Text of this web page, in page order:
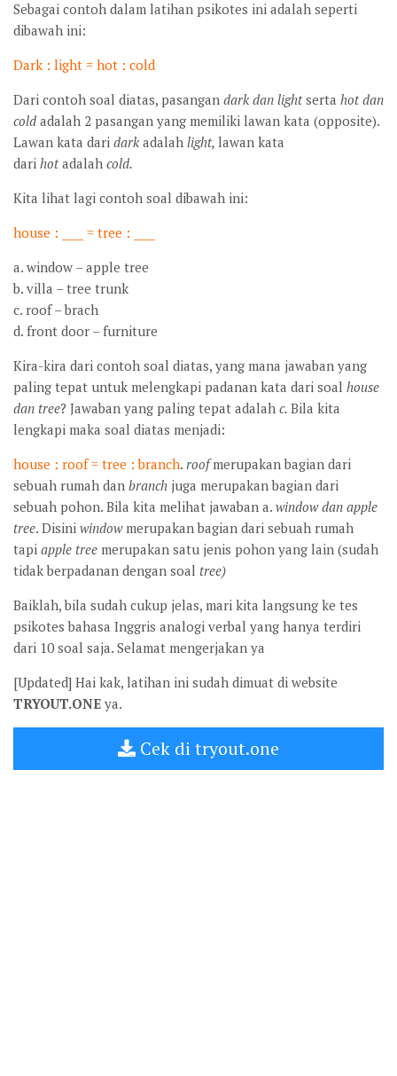
Sebagai contoh dalam latihan psikotes ini adalah seperti
dibawah ini:
Dark : light = hot : cold
Dari contoh soal diatas, pasangan dark dan lightserta hot dan
cold adalah 2 pasangan yang memiliki lawan kata (opposite).
Lawan kata dari dark adalah light, lawan kata
dari hotadalah cold.
Kita lihat lagi contoh soal dibawah ini:
house : ____ = tree : ____
a. window – apple tree
b. villa – tree trunk
c. roof – brach
d. front door – furniture
Kira-kira dari contoh soal diatas, yang mana jawaban yang
paling tepat untuk melengkapi padanan kata dari soal house
dan tree? Jawaban yang paling tepat adalah c. Bila kita
lengkapi maka soal diatas menjadi:
house : roof = tree : branch. roofmerupakan bagian dari
sebuah rumah dan branch juga merupakan bagian dari
sebuah pohon. Bila kita melihat jawaban a. window dan apple
tree. Disini windowmerupakan bagian dari sebuah rumah
tapi apple tree merupakan satu jenis pohon yang lain (sudah
tidak berpadanan dengan soal tree)
Baiklah, bila sudah cukup jelas, mari kita langsung ke tes
psikotes bahasa Inggris analogi verbal yang hanya terdiri
dari 10 soal saja. Selamat mengerjakan ya
[Updated] Hai kak, latihan ini sudah dimuat di website
TRYOUT.ONE ya.
Cek di tryout.one